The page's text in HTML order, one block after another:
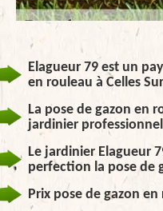
Elagueur 79 est un
en rouleau à Celles
La pose de gazon en
jardinier professionnel
Le jardinier Elagueur
perfection la pose de
Prix pose de gazon en